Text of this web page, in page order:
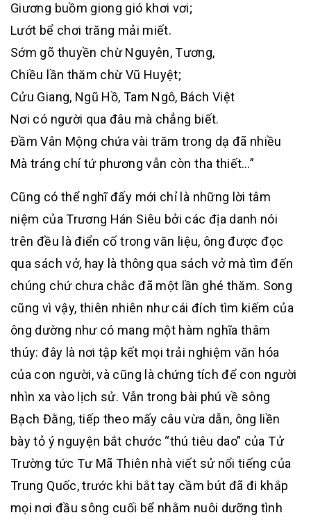
Giương buồm giong gió khơi vơi;
Lướt bể chơi trăng mải miết.
Sớm gõ thuyền chừ Nguyên, Tương,
Chiều lần thăm chừ Vũ Huyệt;
Cửu Giang, Ngũ Hồ, Tam Ngô, Bách Việt
Nơi có người qua đâu mà chẳng biết.
Đầm Vân Mộng chứa vài trăm trong dạ đã nhiều
Mà tráng chí tứ phương vẫn còn tha thiết…”
Cũng có thể nghĩ đấy mới chỉ là những lời tâm
niệm của Trương Hán Siêu bởi các địa danh nói
trên đều là điển cố trong văn liệu, ông được đọc
qua sách vở, hay là thông qua sách vở mà tìm đến
chúng chứ chưa chắc đã một lần ghé thăm. Song
cũng vì vậy, thiên nhiên như cái đích tìm kiếm của
ông dường như có mang một hàm nghĩa thâm
thúy: đây là nơi tập kết mọi trải nghiệm văn hóa
của con người, và cũng là chứng tích để con người
nhìn xa vào lịch sử. Vẫn trong bài phú về sông
Bạch Đằng, tiếp theo mấy câu vừa dẫn, ông liền
bày tỏ ý nguyện bắt chước “thú tiêu dao” của Tử
Trường tức Tư Mã Thiên nhà viết sử nổi tiếng của
Trung Quốc, trước khi bắt tay cầm bút đã đi khắp
mọi nơi đầu sông cuối bể nhằm nuôi dưỡng tình